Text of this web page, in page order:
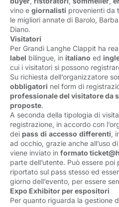
vino e giornalisti provenienti da
le migliori annate di Barolo,
Diano.
Visitatori
Per Grandi Langhe Clappit ha
label bilingue, in italiano ed
cui i visitatori si possono
Su richiesta dell’organizzatore
obbligatori nel form di
professionale del visitatore da
proposte.
A seconda della tipologia di
registrazione, in accordo con
dei pass di accesso differenti,
ad occhio, grazie anche all’uso
viene inviato in formato
parte dell’utente. Può essere
riportato sul pass stesso ed
giorno dell’evento, per essere
Expo Exhibitor per espositori
Per quanto riguarda la gestione